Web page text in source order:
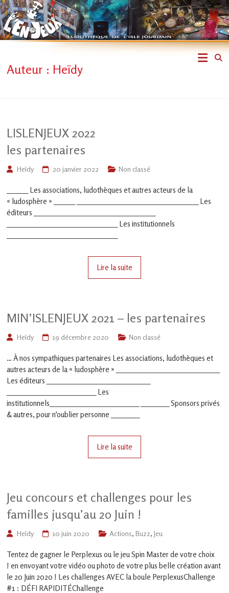
Skip
to
content
Jeux
ludothèque
de
L'Isle
Jourdain
Jouons
Auteur : Heïdy
LISLENJEUX 2022
les partenaires
Heïdy 20 janvier 2022 Non classé
______ Les associations, ludothèques et autres acteurs de la
« ludosphère » ______ __________________________________ Les
éditeurs __________________________________
_______________________________ Les institutionnels
Lire la suite
MIN’ISLENJEUX 2021 – les partenaires
Heïdy 19 décembre 2020 Non classé
… À nos sympathiques partenaires Les associations, ludothèques et
autres acteurs de la « ludosphère » _____________________________
Les éditeurs _____________________________
_________________________ Les
institutionnels_________________________ ________ Sponsors privés
& autres, pour n’oublier personne ________
Lire la suite
Jeu concours et challenges pour les
familles jusqu’au 20 Juin !
Heïdy 10 juin 2020 Actions,Buzz,Jeu
Tentez de gagner le Perplexus ou le jeu Spin Master de votre choix
! en envoyant votre vidéo ou photo de votre plus belle création avant
le 20 Juin 2020 ! Les challenges AVEC la boule PerplexusChallenge
#1 : DÉFI RAPIDITÉChallenge